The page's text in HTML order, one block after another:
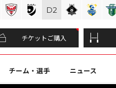
チケットご購入
チーム・選手 ニュース
D2